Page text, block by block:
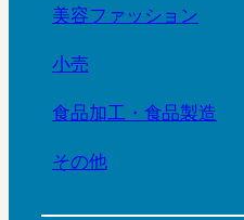
美容ファッション
小売
食品加工・食品製造
その他